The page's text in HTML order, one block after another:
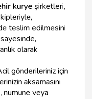
kurye şirketleri,
teslim edilmesini
olarak
gönderileriniz için
aksamasını
numune veya